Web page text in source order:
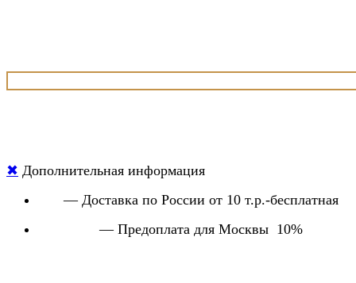
✖ Дополнительная информация
— Доставка по России от 10 т.р.-бесплатная
— Предоплата для Москвы 10%